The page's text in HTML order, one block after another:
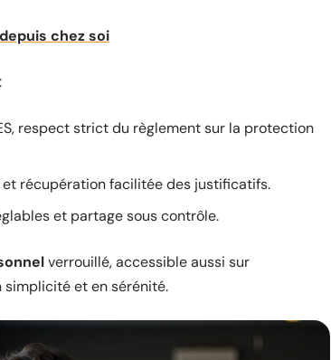
chez soi
respect strict du règlement sur la protection
récupération facilitée des justificatifs.
et partage sous contrôle.
verrouillé, accessible aussi sur
simplicité et en sérénité.